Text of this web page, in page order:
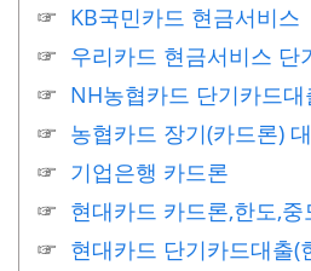
KB국민카드 현금서비스
우리카드 현금서비스 단
NH농협카드 단기카드
농협카드 장기(카드론)
기업은행 카드론
현대카드 카드론,한도,중
현대카드 단기카드대출(